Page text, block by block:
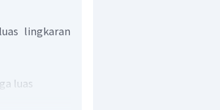
lingkaran
luas